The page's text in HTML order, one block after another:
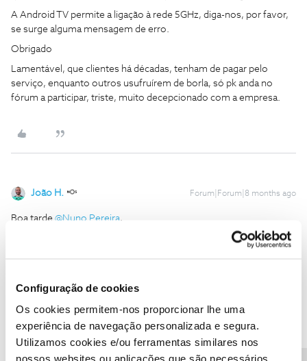
Configuração de cookies
Os cookies permitem-nos proporcionar lhe uma
experiência de navegação personalizada e segura.
Utilizamos cookies e/ou ferramentas similares nos
nossos websites ou aplicações que são necessários
A Android TV permite a ligação à rede 5GHz, diga-nos, por favor,
se surge alguma mensagem de erro.
Obrigado
Lamentável, que clientes há décadas, tenham de pagar pelo
serviço, enquanto outros usufruírem de borla, só pk anda no
fórum a participar, triste, muito decepcionado com a empresa.
João H. Forum|Forum|8 months ago
Boa tarde ​ @Nuno Pereira,
Agradecemos a sua mensagem. Sugerimos que leia com maior
Vamos, ainda assim, ajudar a esclarecer. O equipamento foi
@Renato Gomesfoi vencedor.